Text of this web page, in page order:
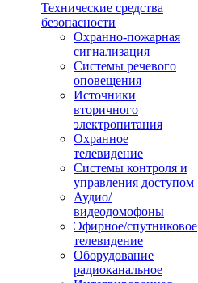
Технические средства
безопасности
Охранно-пожарная
сигнализация
Системы речевого
оповещения
Источники
вторичного
электропитания
Охранное
телевидение
Системы контроля и
управления доступом
Аудио/
видеодомофоны
Эфирное/спутниковое
телевидение
Оборудование
радиоканальное